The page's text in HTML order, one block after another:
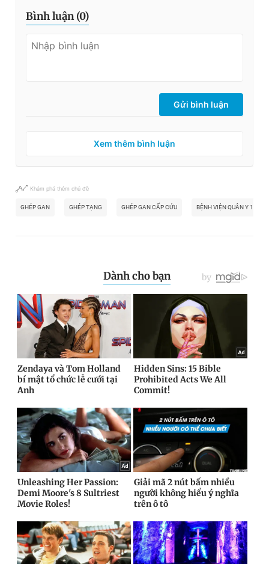
Bình luận (0)
Gửi bình luận
Xem thêm bình luận
Khám phá thêm chủ đề
GHÉP GAN GHÉP TẠNG GHÉP GAN CẤP CỨU BỆNH VIỆN QUÂN Y 175